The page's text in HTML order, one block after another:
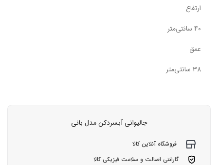
ارتفاع
40 سانتی‌متر
عمق
38 سانتی‌متر
جالیوانی آبسردکن مدل بانی
فروشگاه آنلاین کالا
گارانتی اصالت و سلامت فیزیکی کالا